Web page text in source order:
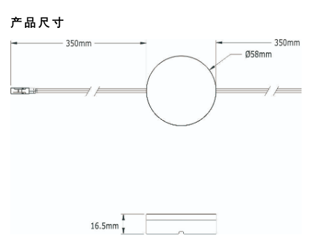
产 品 尺 寸